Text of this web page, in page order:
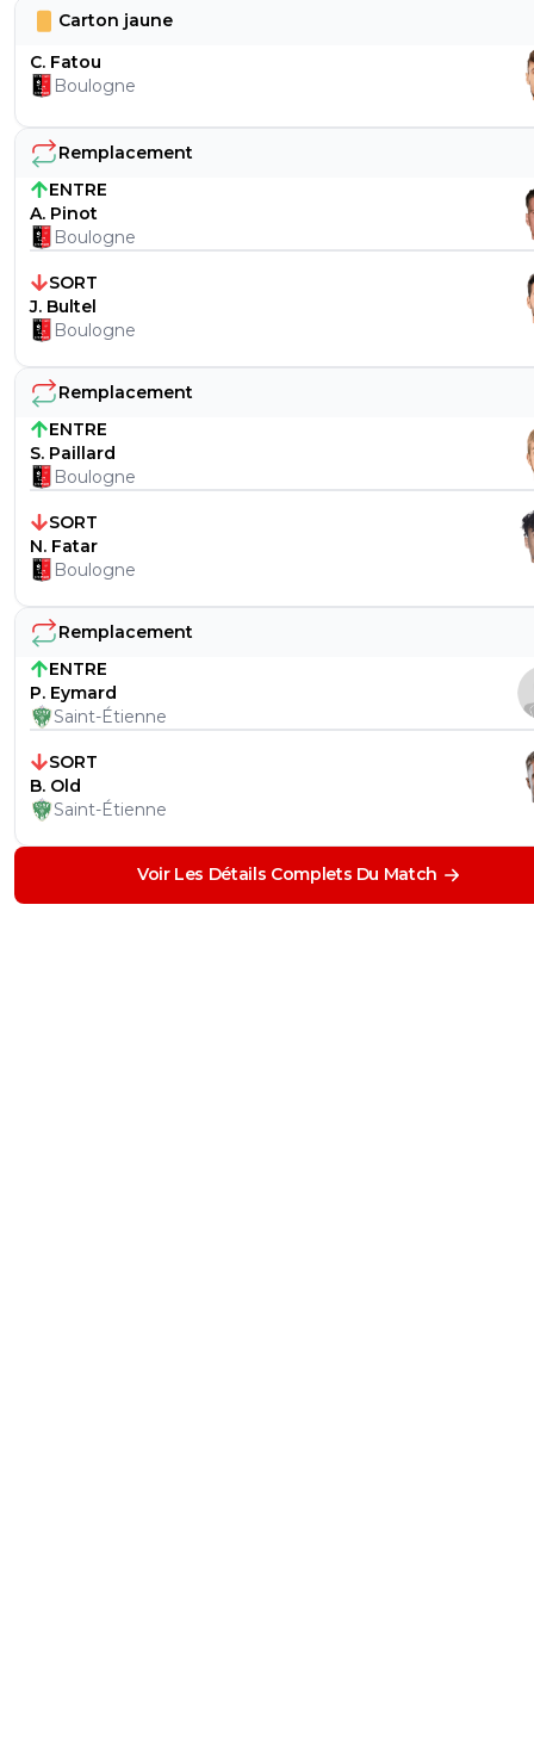
Carton jaune
C. Fatou
Boulogne
Remplacement
ENTRE
A. Pinot
Boulogne
SORT
J. Bultel
Boulogne
Remplacement
ENTRE
S. Paillard
Boulogne
SORT
N. Fatar
Boulogne
Remplacement
ENTRE
P. Eymard
Saint-Étienne
SORT
B. Old
Saint-Étienne
Voir Les Détails Complets Du Match